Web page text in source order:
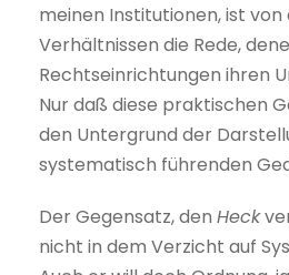
meinen Institutionen, ist
Verhältnissen die Rede,
Rechtseinrichtungen ihren
Nur daß diese praktischen
den Untergrund der
systematisch führenden
Der Gegensatz, den Heck
nicht in dem Verzicht auf